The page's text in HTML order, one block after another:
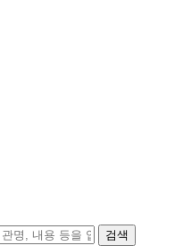
검색